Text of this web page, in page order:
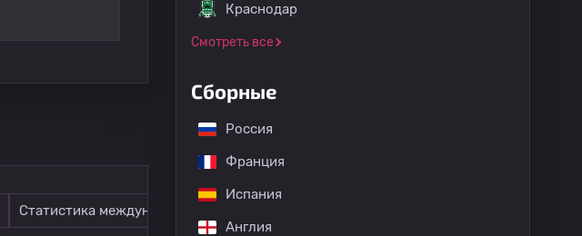
Статистика международных матчей
Краснодар
Смотреть все
Сборные
Россия
Франция
Испания
Англия